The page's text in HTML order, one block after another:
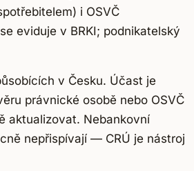
i OSVČ
eviduje v BRKI; podnikatelský
v Česku. Účast je
právnické osobě nebo OSVČ
aktualizovat. Nebankovní
nepřispívají — CRÚ je nástroj